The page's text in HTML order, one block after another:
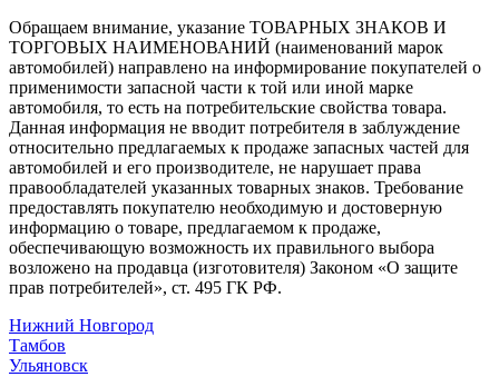
Обращаем внимание, указание ТОВАРНЫХ ЗНАКОВ И
ТОРГОВЫХ НАИМЕНОВАНИЙ (наименований марок
автомобилей) направлено на информирование покупателей о
применимости запасной части к той или иной марке
автомобиля, то есть на потребительские свойства товара.
Данная информация не вводит потребителя в заблуждение
относительно предлагаемых к продаже запасных частей для
автомобилей и его производителе, не нарушает права
правообладателей указанных товарных знаков. Требование
предоставлять покупателю необходимую и достоверную
информацию о товаре, предлагаемом к продаже,
обеспечивающую возможность их правильного выбора
возложено на продавца (изготовителя) Законом «О защите
прав потребителей», ст. 495 ГК РФ.
Нижний Новгород
Тамбов
Ульяновск